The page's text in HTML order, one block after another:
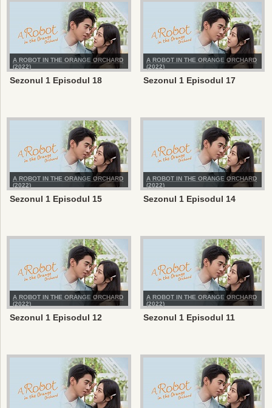
A ROBOT IN THE ORANGE ORCHARD
(2022)
Sezonul 1 Episodul 18
A ROBOT IN THE ORANGE ORCHARD
(2022)
Sezonul 1 Episodul 17
A ROBOT IN THE ORANGE ORCHARD
(2022)
Sezonul 1 Episodul 15
A ROBOT IN THE ORANGE ORCHARD
(2022)
Sezonul 1 Episodul 14
A ROBOT IN THE ORANGE ORCHARD
(2022)
Sezonul 1 Episodul 12
A ROBOT IN THE ORANGE ORCHARD
(2022)
Sezonul 1 Episodul 11